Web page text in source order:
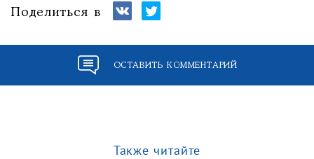
Поделиться в
ОСТАВИТЬ КОММЕНТАРИЙ
Также читайте